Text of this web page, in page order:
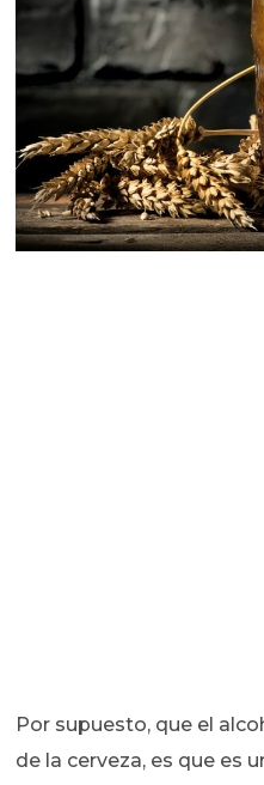
Por supuesto, que el
de la cerveza, es que es